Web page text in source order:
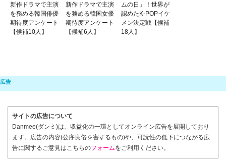
新作ドラマで主演
を務める韓国俳優
期待度アンケート
【候補10人】
新作ドラマで主演
を務める韓国女優
期待度アンケート
【候補6人】
ムの日」！世界が
認めたK-POPイケ
メン決定戦【候補
18人】
サイトの広告について
Danmee(ダンミ)は、収益化の一環としてオンライン広告を展開しており
ます。広告の内容(公序良俗を害するもの)や、可読性の低下につながる広
告に関するご意見はこちらのフォームをご利用ください。